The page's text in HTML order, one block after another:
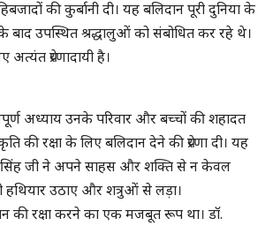
की कुर्बानी दी। यह बलिदान पूरी दुनिया के
के बाद उपस्थित श्रद्धालुओं को संबोधित कर रहे थे।
प्रेरणादायी है।
अध्याय उनके परिवार और बच्चों की शहादत
रक्षा के लिए बलिदान देने की प्रेरणा दी। यह
सिंह जी ने अपने साहस और शक्ति से न केवल
हथियार उठाए और शत्रुओं से लड़ा।
की रक्षा करने का एक मजबूत रूप था। डॉ.